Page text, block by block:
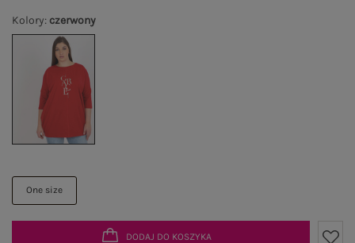
Kolory: czerwony
One size
DODAJ DO KOSZYKA